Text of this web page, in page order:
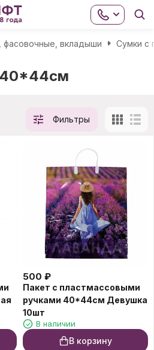
фасовочные, вкладыши Сумки с
40*44см
Фильтры
500 ₽
Пакет с пластмассовыми
ручками 40*44см Девушка
10шт
В наличии
В корзину